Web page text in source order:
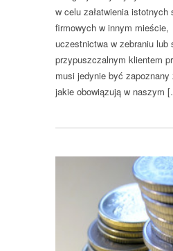
w celu załatwienia istotnych
firmowych w innym mieście,
uczestnictwa w zebraniu lub
przypuszczalnym klientem
musi jedynie być zapoznany
jakie obowiązują w naszym